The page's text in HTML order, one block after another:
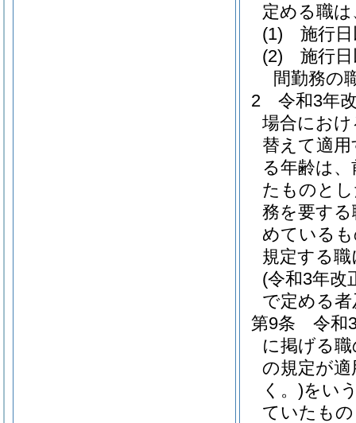
定める職
(1)
施行
(2)
施行
間勤務の
2
令和3年
場合にお
替えて適
る年齢は
たものと
務を要す
めている
規定する
(令和3年改
で定める
第9条
令和
に掲げる
の規定が
く。)をい
ていたも